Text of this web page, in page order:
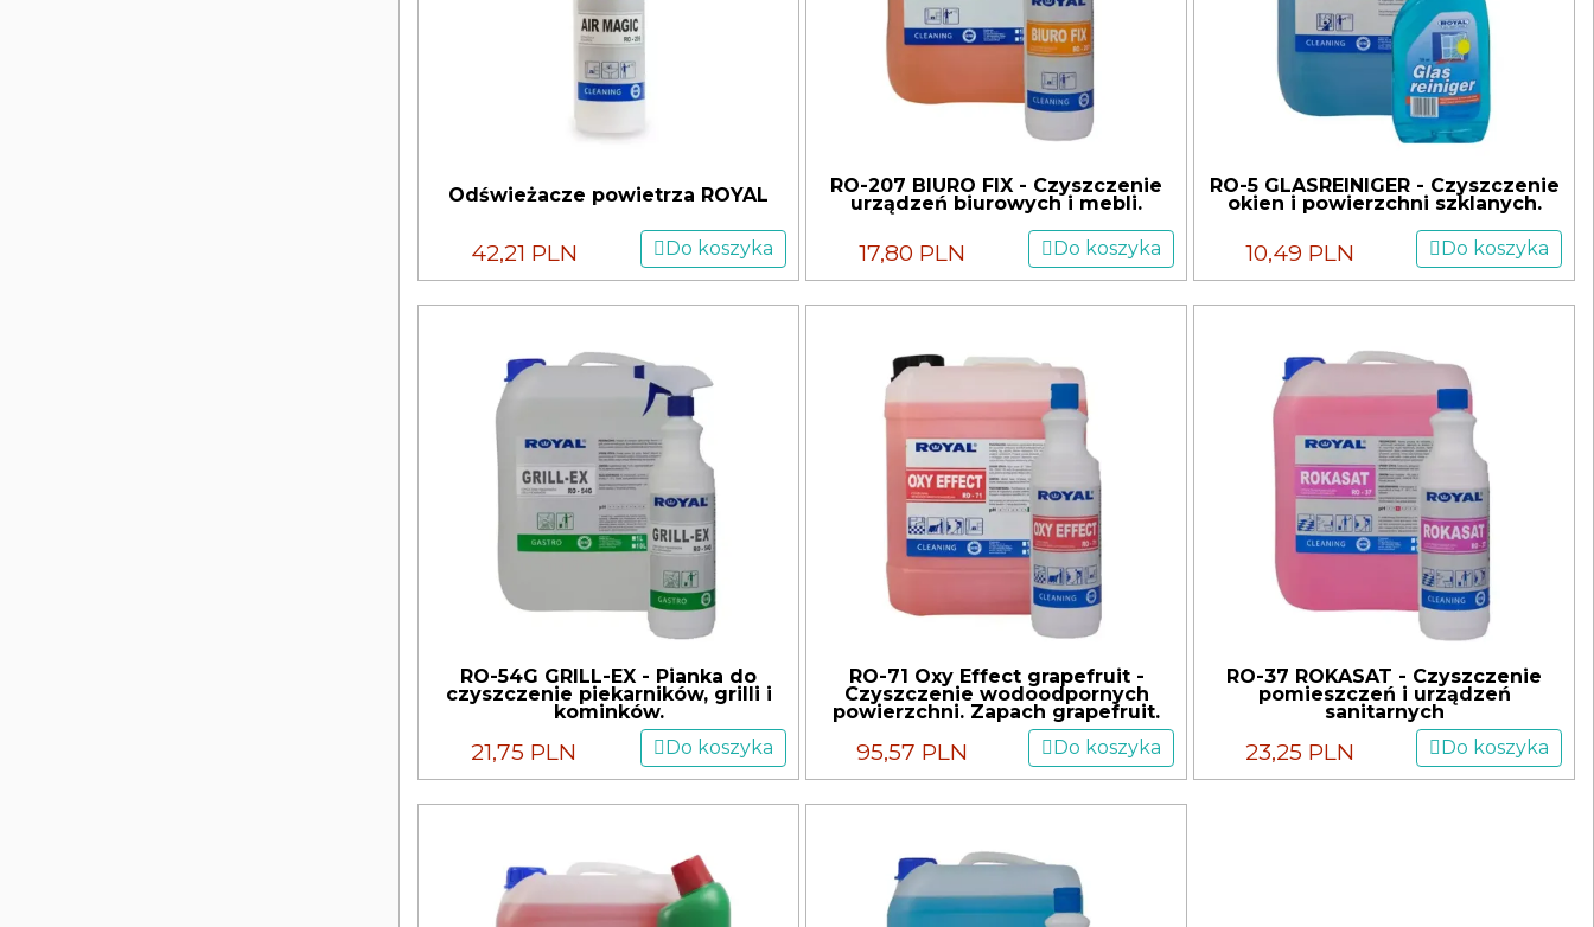
Odświeżacze powietrza ROYAL
42,21 PLN Do koszyka
RO-207 BIURO FIX - Czyszczenie
urządzeń biurowych i mebli.
17,80 PLN Do koszyka
RO-5 GLASREINIGER - Czyszczenie
okien i powierzchni szklanych.
10,49 PLN Do koszyka
RO-54G GRILL-EX - Pianka do
czyszczenie piekarników, grilli i
kominków.
21,75 PLN Do koszyka
RO-71 Oxy Effect grapefruit -
Czyszczenie wodoodpornych
powierzchni. Zapach grapefruit.
95,57 PLN Do koszyka
RO-37 ROKASAT - Czyszczenie
pomieszczeń i urządzeń
sanitarnych
23,25 PLN Do koszyka